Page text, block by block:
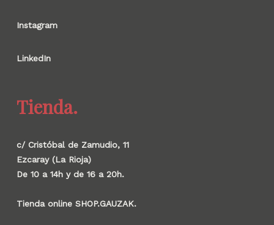
Instagram
LinkedIn
Tienda.
c/ Cristóbal de Zamudio, 11
Ezcaray (La Rioja)
De 10 a 14h y de 16 a 20h.
Tienda online SHOP.GAUZAK.